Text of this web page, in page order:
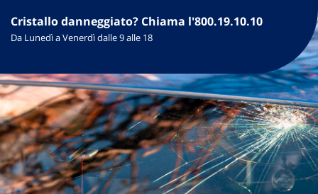
Cristallo danneggiato? Chiama l'800.19.10.10
Da Lunedì a Venerdì dalle 9 alle 18